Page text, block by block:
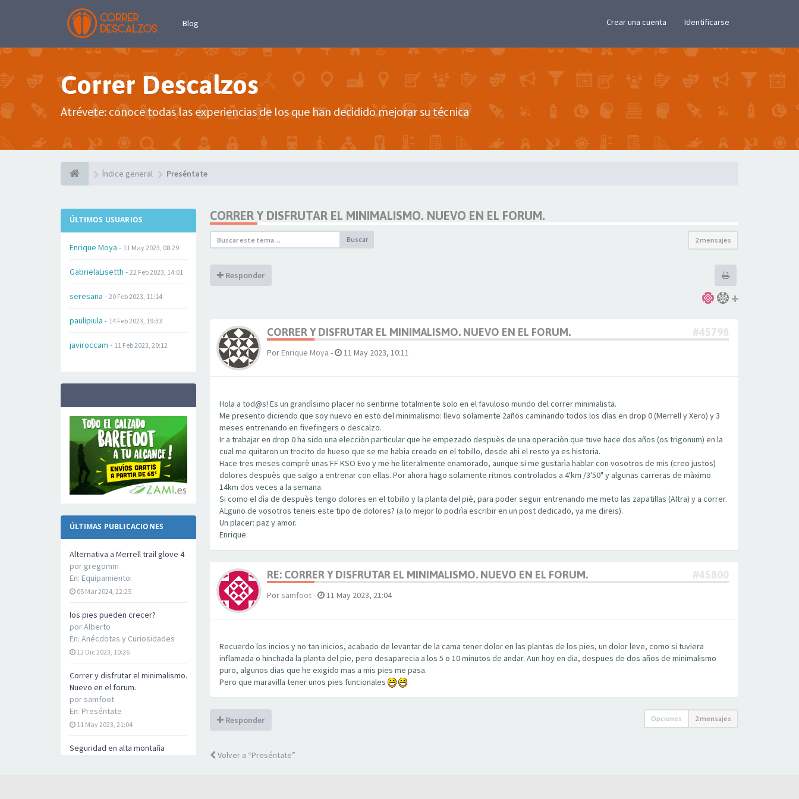
Blog Crear una cuenta Identificarse
Correr Descalzos
Atrévete: conoce todas las experiencias de los que han decidido mejorar su técnica
Índice general Preséntate
ÚLTIMOS USUARIOS
Enrique Moya - 11 May 2023, 08:29
GabrielaLisetth - 22 Feb 2023, 14:01
seresana - 20 Feb 2023, 11:14
paulipiula - 14 Feb 2023, 19:33
javiroccam - 11 Feb 2023, 20:12
ÚLTIMAS PUBLICACIONES
Alternativa a Merrell trail glove 4
por gregomm
En: Equipamiento:
05 Mar 2024, 22:25
los pies pueden crecer?
porAlberto
En: Anécdotas y Curiosidades
12 Dic 2023, 10:26
Correr y disfrutar el minimalismo.
Nuevo en el forum.
por samfoot
En: Preséntate
11 May 2023, 21:04
Seguridad en alta montaña
CORRER Y DISFRUTAR EL MINIMALISMO. NUEVO EN EL FORUM.
Buscar 2 mensajes
Responder
CORRER Y DISFRUTAR EL MINIMALISMO. NUEVO EN EL FORUM. #45798
Por Enrique Moya - 11 May 2023, 10:11
Hola a tod@s! Es un grandìsimo placer no sentirme totalmente solo en el favuloso mundo del correr minimalista.
Me presento diciendo que soy nuevo en esto del minimalismo: llevo solamente 2años caminando todos los dìas en drop 0 (Merrell y Xero) y 3
meses entrenando en fivefingers o descalzo.
Ir a trabajar en drop 0 ha sido una elecciòn particular que he empezado despuès de una operaciòn que tuve hace dos años (os trigonum) en la
cual me quitaron un trocito de hueso que se me habìa creado en el tobillo, desde ahì el resto ya es historia.
Hace tres meses comprè unas FF KSO Evo y me he literalmente enamorado, aunque si me gustarìa hablar con vosotros de mis (creo justos)
dolores despuès que salgo a entrenar con ellas. Por ahora hago solamente ritmos controlados a 4'km /3'50" y algunas carreras de màximo
14km dos veces a la semana.
Si como el dìa de despuès tengo dolores en el tobillo y la planta del piè, para poder seguir entrenando me meto las zapatillas (Altra) y a correr.
ALguno de vosotros teneis este tipo de dolores? (a lo mejor lo podrìa escribir en un post dedicado, ya me direis).
Un placer: paz y amor.
Enrique.
RE: CORRER Y DISFRUTAR EL MINIMALISMO. NUEVO EN EL FORUM. #45800
Por samfoot- 11 May 2023, 21:04
Recuerdo los incios y no tan inicios, acabado de levantar de la cama tener dolor en las plantas de los pies, un dolor leve, como si tuviera
inflamada o hinchada la planta del pie, pero desaparecia a los 5 o 10 minutos de andar. Aun hoy en dia, despues de dos años de minimalismo
puro, algunos dias que he exigido mas a mis pies me pasa.
Pero que maravilla tener unos pies funcionales
Responder Opciones 2 mensajes
Volver a “Preséntate”